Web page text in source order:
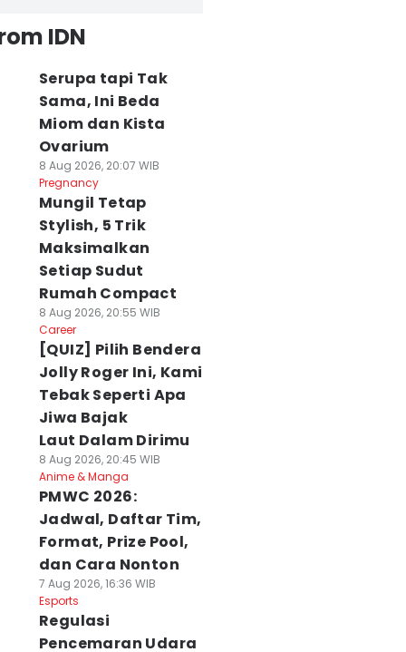
IDN
Serupa tapi Tak
Sama, Ini Beda
Miom dan Kista
Ovarium
8 Aug 2026, 20:07 WIB
Pregnancy
Mungil Tetap
Stylish, 5 Trik
Maksimalkan
Setiap Sudut
Rumah Compact
8 Aug 2026, 20:55 WIB
Career
[QUIZ] Pilih Bendera
Jolly Roger Ini, Kami
Tebak Seperti Apa
Jiwa Bajak
Laut Dalam Dirimu
8 Aug 2026, 20:45 WIB
Anime & Manga
PMWC 2026:
Jadwal, Daftar Tim,
Format, Prize Pool,
dan Cara Nonton
7 Aug 2026, 16:36 WIB
Esports
Regulasi
Pencemaran Udara